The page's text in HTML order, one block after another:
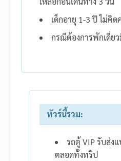
เด็กอายุ 1-3 ปี ไม่คิด
กรณีต้องการพักเดี่ย
ทัวร์นี้รวม:
รถตู้ VIP รับส่ง
ตลอดทั้งทริป